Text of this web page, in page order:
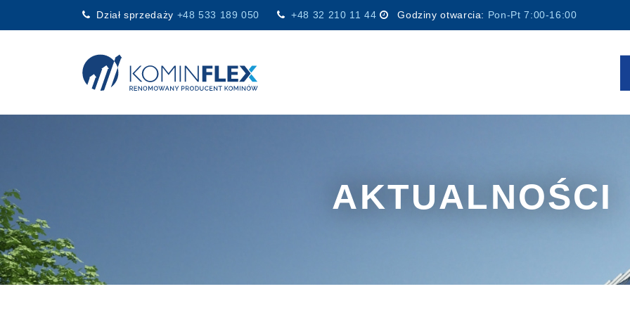
Dział sprzedaży +48 533 189 050 +48 32 210 11 44 Godziny otwarcia: Pon-Pt 7:00-16:00
Main Navigation
AKTUALNOŚCI